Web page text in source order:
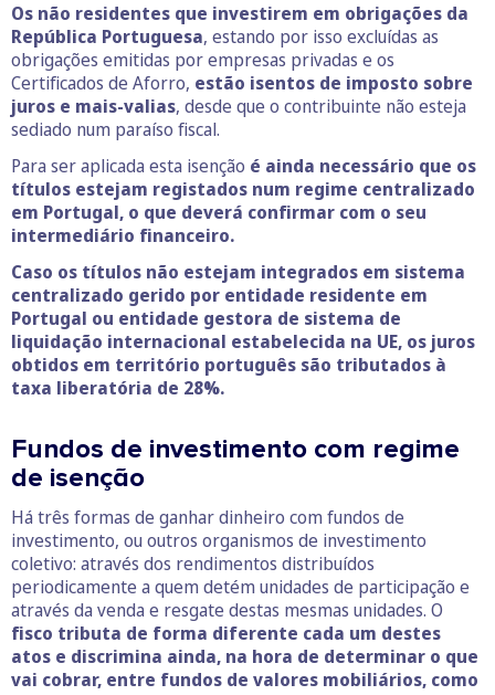
Os não residentes que investirem em obrigações da
República Portuguesa, estando por isso excluídas as
obrigações emitidas por empresas privadas e os
Certificados de Aforro, estão isentos de imposto sobre
juros e mais-valias, desde que o contribuinte não esteja
sediado num paraíso fiscal.
Para ser aplicada esta isenção é ainda necessário que os
títulos estejam registados num regime centralizado
em Portugal, o que deverá confirmar com o seu
intermediário financeiro.
Caso os títulos não estejam integrados em sistema
centralizado gerido por entidade residente em
Portugal ou entidade gestora de sistema de
liquidação internacional estabelecida na UE, os juros
obtidos em território português são tributados à
taxa liberatória de 28%.
Fundos de investimento com regime
de isenção
Há três formas de ganhar dinheiro com fundos de
investimento, ou outros organismos de investimento
coletivo: através dos rendimentos distribuídos
periodicamente a quem detém unidades de participação e
através da venda e resgate destas mesmas unidades. O
fisco tributa de forma diferente cada um destes
atos e discrimina ainda, na hora de determinar o que
vai cobrar, entre fundos de valores mobiliários, como